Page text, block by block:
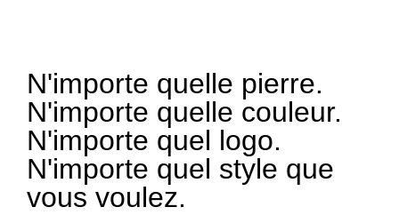
N'importe quelle pierre.
N'importe quelle couleur.
N'importe quel logo.
N'importe quel style que
vous voulez.